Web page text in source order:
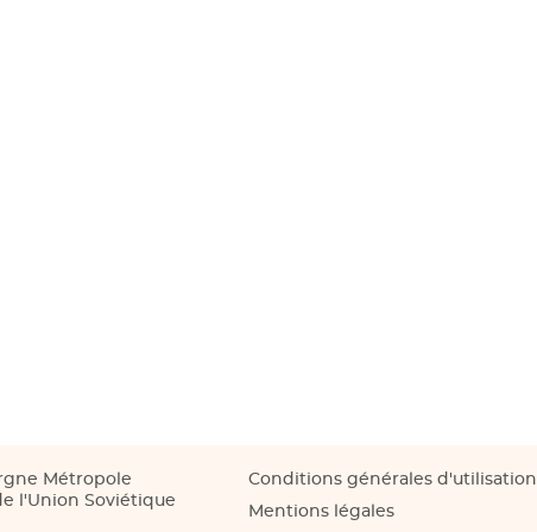
Métropole
l'Union Soviétique
Conditions générales d'utilisation
Mentions légales